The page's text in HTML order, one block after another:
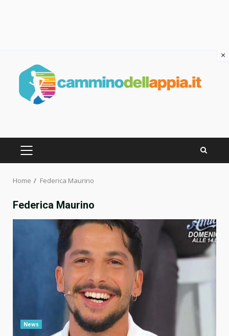
PRIMARY
MENU
Home Federica Maurino
Federica Maurino
News
×